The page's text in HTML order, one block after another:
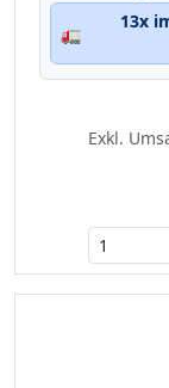
🚛
13x
Exkl.